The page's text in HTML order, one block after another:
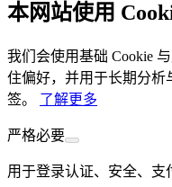
本网站使用
我们会使用基础 Cookie
住偏好，并用于长期分析
签。
了解更多
严格必要
用于登录认证、安全、支